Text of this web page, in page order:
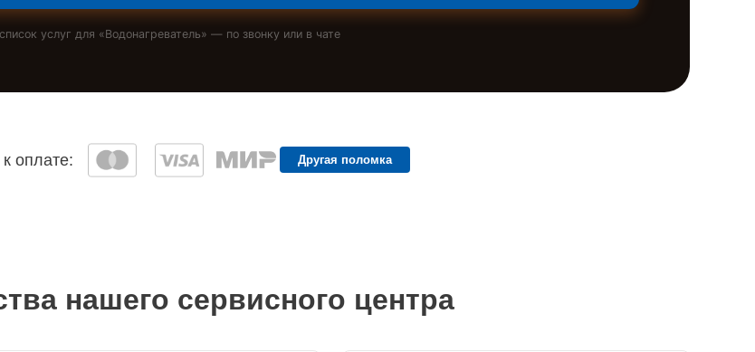
услуг для «Водонагреватель» — по звонку или в чате
оплате: Другая поломка
нашего сервисного центра